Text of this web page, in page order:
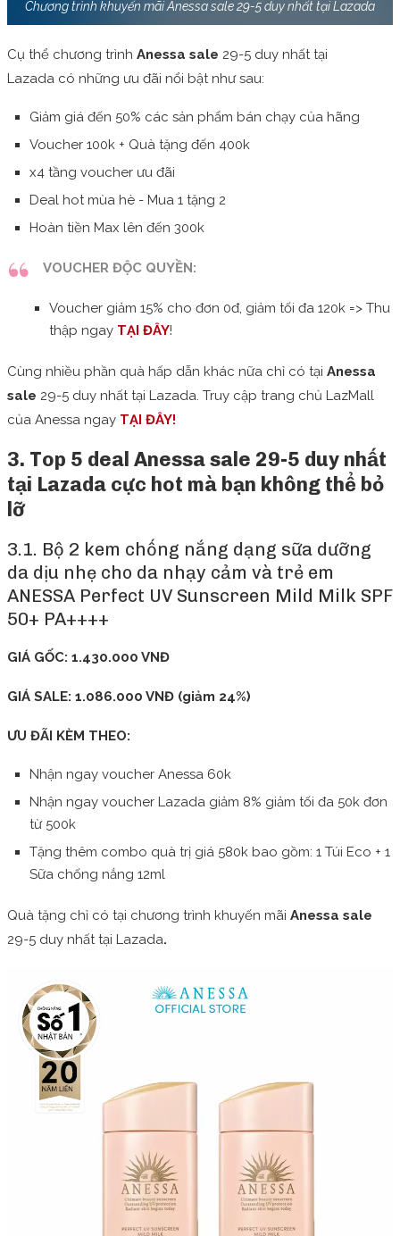
Chương trình khuyến mãi Anessa sale 29-5 duy nhất tại Lazada
Cụ thể chương trình Anessa sale 29-5 duy nhất tại
Lazada có những ưu đãi nổi bật như sau:
Giảm giá đến 50% các sản phẩm bán chạy của hãng
Voucher 100k + Quà tặng đến 400k
x4 tầng voucher ưu đãi
Deal hot mùa hè - Mua 1 tặng 2
Hoàn tiền Max lên đến 300k
VOUCHER ĐỘC QUYỀN:
Voucher giảm 15% cho đơn 0đ, giảm tối đa 120k => Thu
thập ngay TẠI ĐÂY!
Cùng nhiều phần quà hấp dẫn khác nữa chỉ có tại Anessa
sale 29-5 duy nhất tại Lazada. Truy cập trang chủ LazMall
của Anessa ngay TẠI ĐÂY!
3. Top 5 deal Anessa sale 29-5 duy nhất
tại Lazada cực hot mà bạn không thể bỏ
lỡ
3.1. Bộ 2 kem chống nắng dạng sữa dưỡng
da dịu nhẹ cho da nhạy cảm và trẻ em
ANESSA Perfect UV Sunscreen Mild Milk SPF
50+ PA++++
GIÁ GỐC: 1.430.000 VNĐ
GIÁ SALE: 1.086.000 VNĐ (giảm 24%)
ƯU ĐÃI KÈM THEO:
Nhận ngay voucher Anessa 60k
Nhận ngay voucher Lazada giảm 8% giảm tối đa 50k đơn
từ 500k
Tặng thêm combo quà trị giá 580k bao gồm: 1 Túi Eco + 1
Sữa chống nắng 12ml
Quà tặng chỉ có tại chương trình khuyến mãi Anessa sale
29-5 duy nhất tại Lazada.